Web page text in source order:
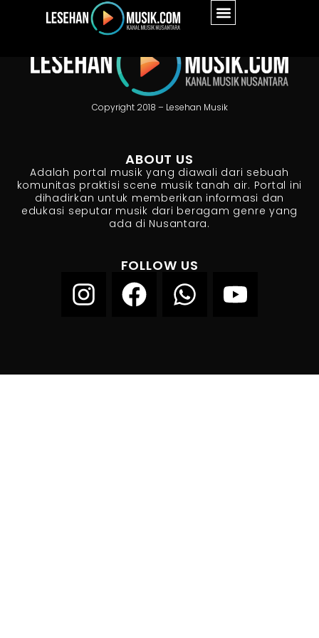
Copyright 2018 – Lesehan Musik
ABOUT US
Adalah portal musik yang diawali dari sebuah
komunitas praktisi scene musik tanah air. Portal ini
dihadirkan untuk memberikan informasi dan
edukasi seputar musik dari beragam genre yang
ada di Nusantara.
FOLLOW US